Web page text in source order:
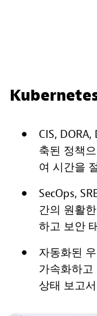
CIS,
축된 정책
여 시간을
SecOps,
간의 원활
하고 보안
자동화된
가속화하
상태 보고